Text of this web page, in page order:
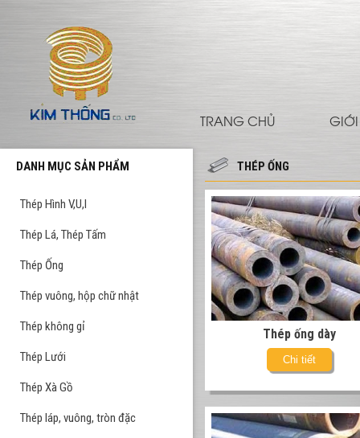
TRANG CHỦ GIỚI
DANH MỤC SẢN PHẨM
Thép Hình V,U,I
Thép Lá, Thép Tấm
Thép Ống
Thép vuông, hộp chữ nhật
Thép không gỉ
Thép Lưới
Thép Xà Gồ
Thép láp, vuông, tròn đặc
THÉP ỐNG
Thép ống dày
Chi tiết